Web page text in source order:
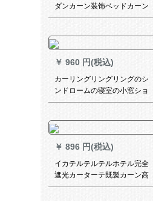
ダンカーン装饰ベッドカーン
轨道ハンガペン日よけ部屋暖
メン)幅2高2.7フートク(轨道
1.9メトル)
￥ 960 円(税込)
カーリングリングリングのシ
ンドロームの寝室の小窓ショ
ッカーテーンが完全に遮光し
窓のひなぎさ-カーリング色が
1.5メートルの高さです。
￥ 896 円(税込)
イカテルテルテルホテル完全
遮光カーターテ既製カーン高
精密絹糸ベース遮熱遮光布オ